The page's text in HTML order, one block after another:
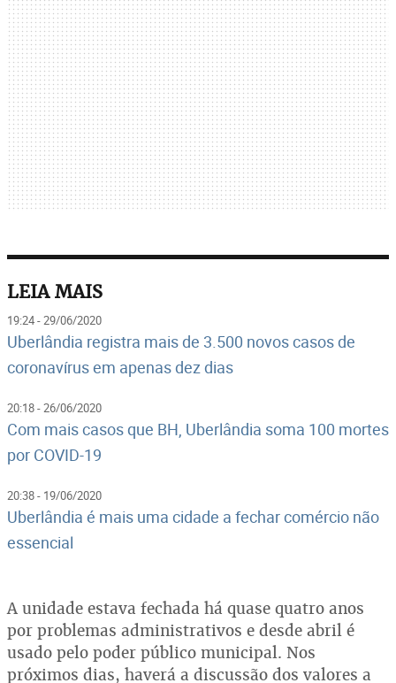
LEIA MAIS
19:24 - 29/06/2020
Uberlândia registra mais de 3.500 novos casos de
coronavírus em apenas dez dias
20:18 - 26/06/2020
Com mais casos que BH, Uberlândia soma 100 mortes
por COVID-19
20:38 - 19/06/2020
Uberlândia é mais uma cidade a fechar comércio não
essencial
A unidade estava fechada há quase quatro anos
por problemas administrativos e desde abril é
usado pelo poder público municipal. Nos
próximos dias, haverá a discussão dos valores a